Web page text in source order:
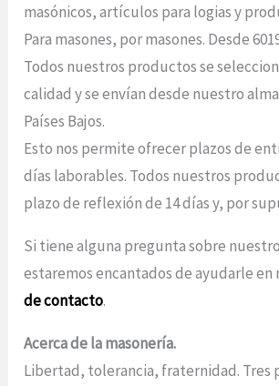
masónicos, artículos para logias y
Para masones, por masones. Desde 6019
Todos nuestros productos se
calidad y se envían desde nuestro
Países Bajos.
Esto nos permite ofrecer plazos de
días laborables. Todos nuestros
plazo de reflexión de 14 días y, por
Si tiene alguna pregunta sobre
estaremos encantados de ayudarle en
de contacto.
Acerca de la masonería.
Libertad, tolerancia, fraternidad. Tres